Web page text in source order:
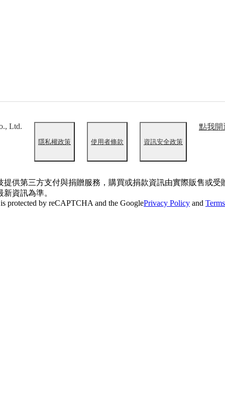
Ltd.
隱私權政策 使用者條款 資訊安全政策
點我開
提供第三方支付與捐贈服務，購買或捐款資訊由實際販售或受
新資訊為準。
protected by reCAPTCHA and the GooglePrivacy Policy and